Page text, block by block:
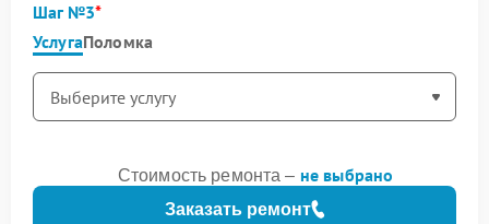
Шаг №3
УслугаПоломка
Заказать ремонт
Стоимость ремонта – не выбрано